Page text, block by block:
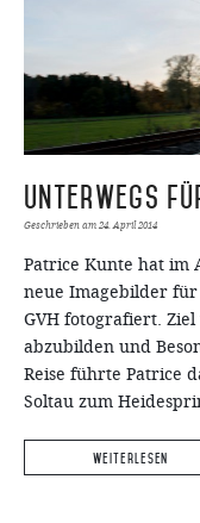
Unterwegs für
Geschrieben am 24. April 2014
Patrice Kunte hat im
neue Imagebilder
GVH fotografiert.
abzubilden und
Reise führte Patrice
Soltau zum
Weiterlesen